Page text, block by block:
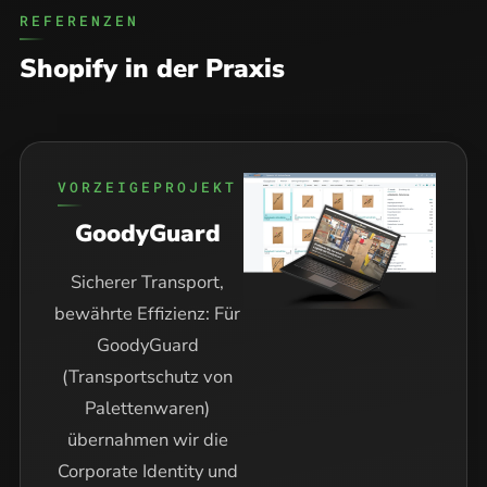
REFERENZEN
Shopify in der Praxis
VORZEIGEPROJEKT
GoodyGuard
Sicherer Transport,
bewährte Effizienz: Für
GoodyGuard
(Transportschutz von
Palettenwaren)
übernahmen wir die
Corporate Identity und